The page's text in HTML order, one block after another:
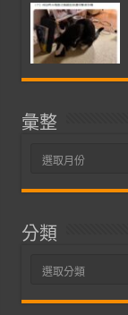
彙整
彙
分類
分